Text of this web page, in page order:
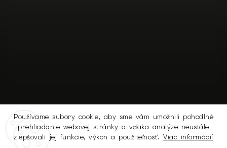
Používame súbory cookie, aby sme vám umožnili pohodlné
prehliadanie webovej stránky a vďaka analýze neustále
zlepšovali jej funkcie, výkon a použiteľnosť.Viac informácií
Sledovať na Instagrame